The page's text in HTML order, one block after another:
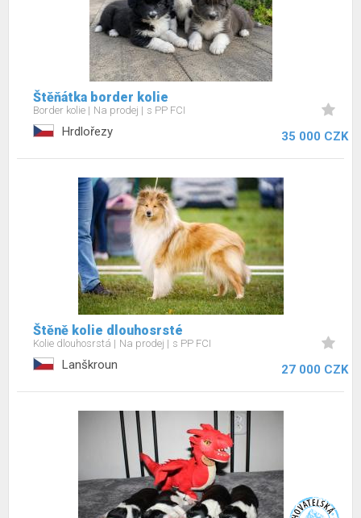
Štěňátka border kolie
Border kolie Na prodej s PP FCI
Hrdlořezy 35 000 CZK
Štěně kolie dlouhosrsté
Kolie dlouhosrstá Na prodej s PP FCI
Lanškroun 27 000 CZK